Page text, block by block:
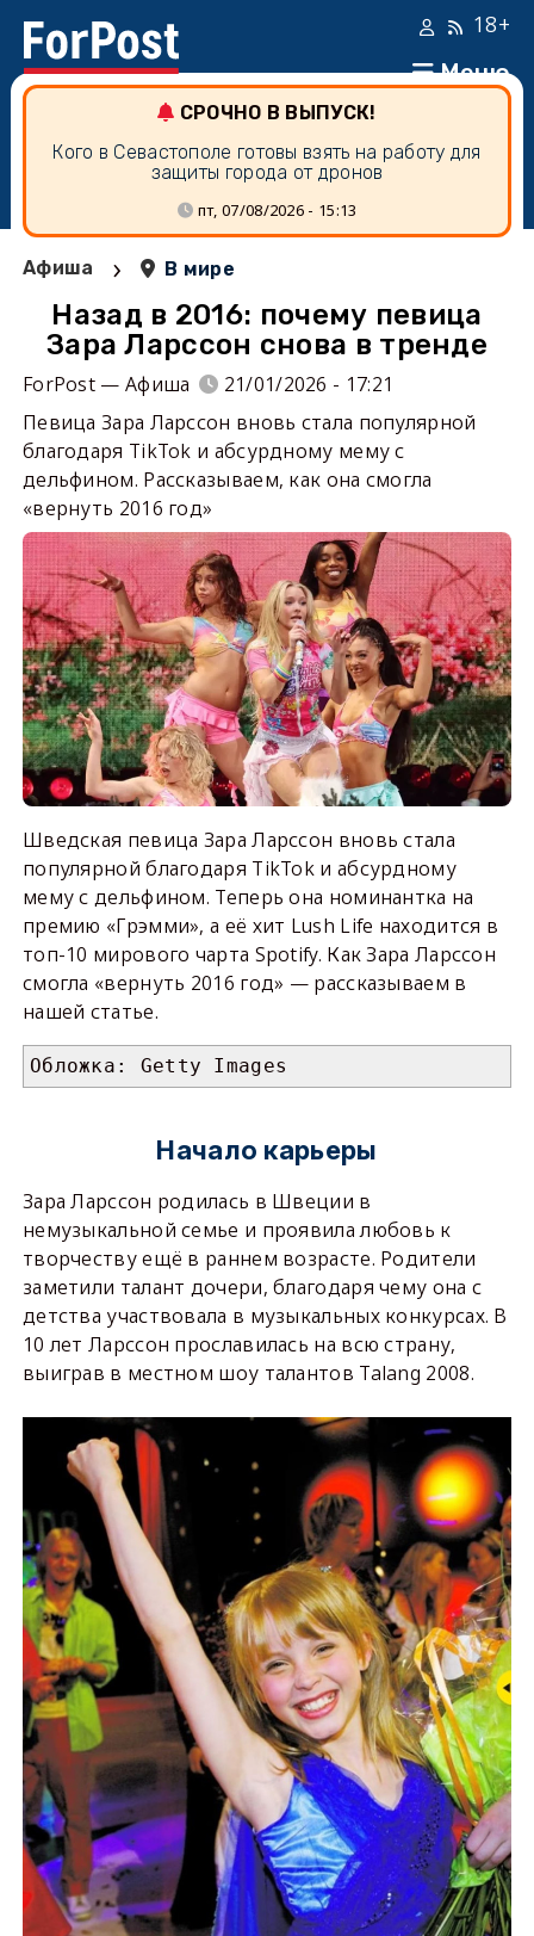
Меню
18+
СРОЧНО В ВЫПУСК!
Кого в Севастополе готовы взять на работу для
защиты города от дронов
пт, 07/08/2026 - 15:13
Афиша › В мире
Назад в 2016: почему певица
Зара Ларссон снова в тренде
ForPost — Афиша
21/01/2026 - 17:21
Певица Зара Ларссон вновь стала популярной
благодаря TikTok и абсурдному мему с
дельфином. Рассказываем, как она смогла
«вернуть 2016 год»
Шведская певица Зара Ларссон вновь стала
популярной благодаря TikTok и абсурдному
мему с дельфином. Теперь она номинантка на
премию «Грэмми», а её хит Lush Life находится в
топ-10 мирового чарта Spotify. Как Зара Ларссон
смогла «вернуть 2016 год» — рассказываем в
нашей статье.
Обложка: Getty Images
Начало карьеры
Зара Ларссон родилась в Швеции в
немузыкальной семье и проявила любовь к
творчеству ещё в раннем возрасте. Родители
заметили талант дочери, благодаря чему она с
детства участвовала в музыкальных конкурсах. В
10 лет Ларссон прославилась на всю страну,
выиграв в местном шоу талантов Talang 2008.